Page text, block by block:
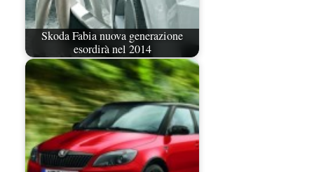
Skoda Fabia nuova generazione
esordirà nel 2014